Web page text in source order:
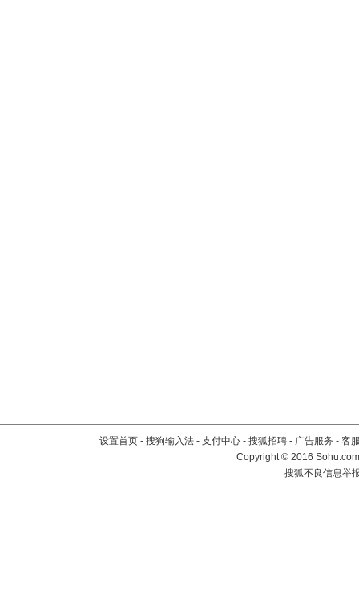
设置首页 - 搜狗输入法 - 支付中心 - 搜狐招聘 - 广告服务 - 客
Copyright©2016
搜狐不良信息举